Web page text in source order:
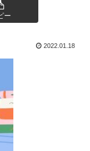
ー
2022.01.18